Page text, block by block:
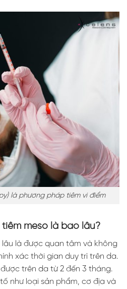
là phương pháp tiêm vi điểm
meso là bao lâu?
lâu là được quan tâm và không
xác thời gian duy trì trên da.
trên da từ 2 đến 3 tháng.
như loại sản phẩm, cơ địa và